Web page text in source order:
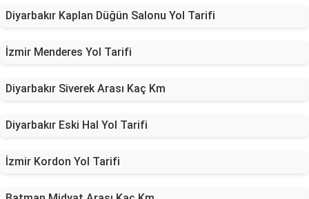
Diyarbakır Kaplan Düğün Salonu Yol Tarifi
İzmir Menderes Yol Tarifi
Diyarbakır Siverek Arası Kaç Km
Diyarbakır Eski Hal Yol Tarifi
İzmir Kordon Yol Tarifi